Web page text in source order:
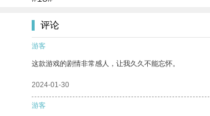
评论
游客
这款游戏的剧情非常感人，让我久久不能忘怀。
2024-01-30
游客